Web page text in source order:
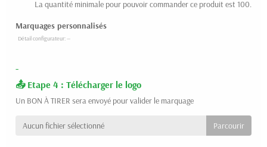
La quantité minimale pour pouvoir commander ce produit est 100.
Marquages personnalisés
-
Etape 4 : Télécharger le logo
Un BON À TIRER sera envoyé pour valider le marquage
Aucun fichier sélectionné